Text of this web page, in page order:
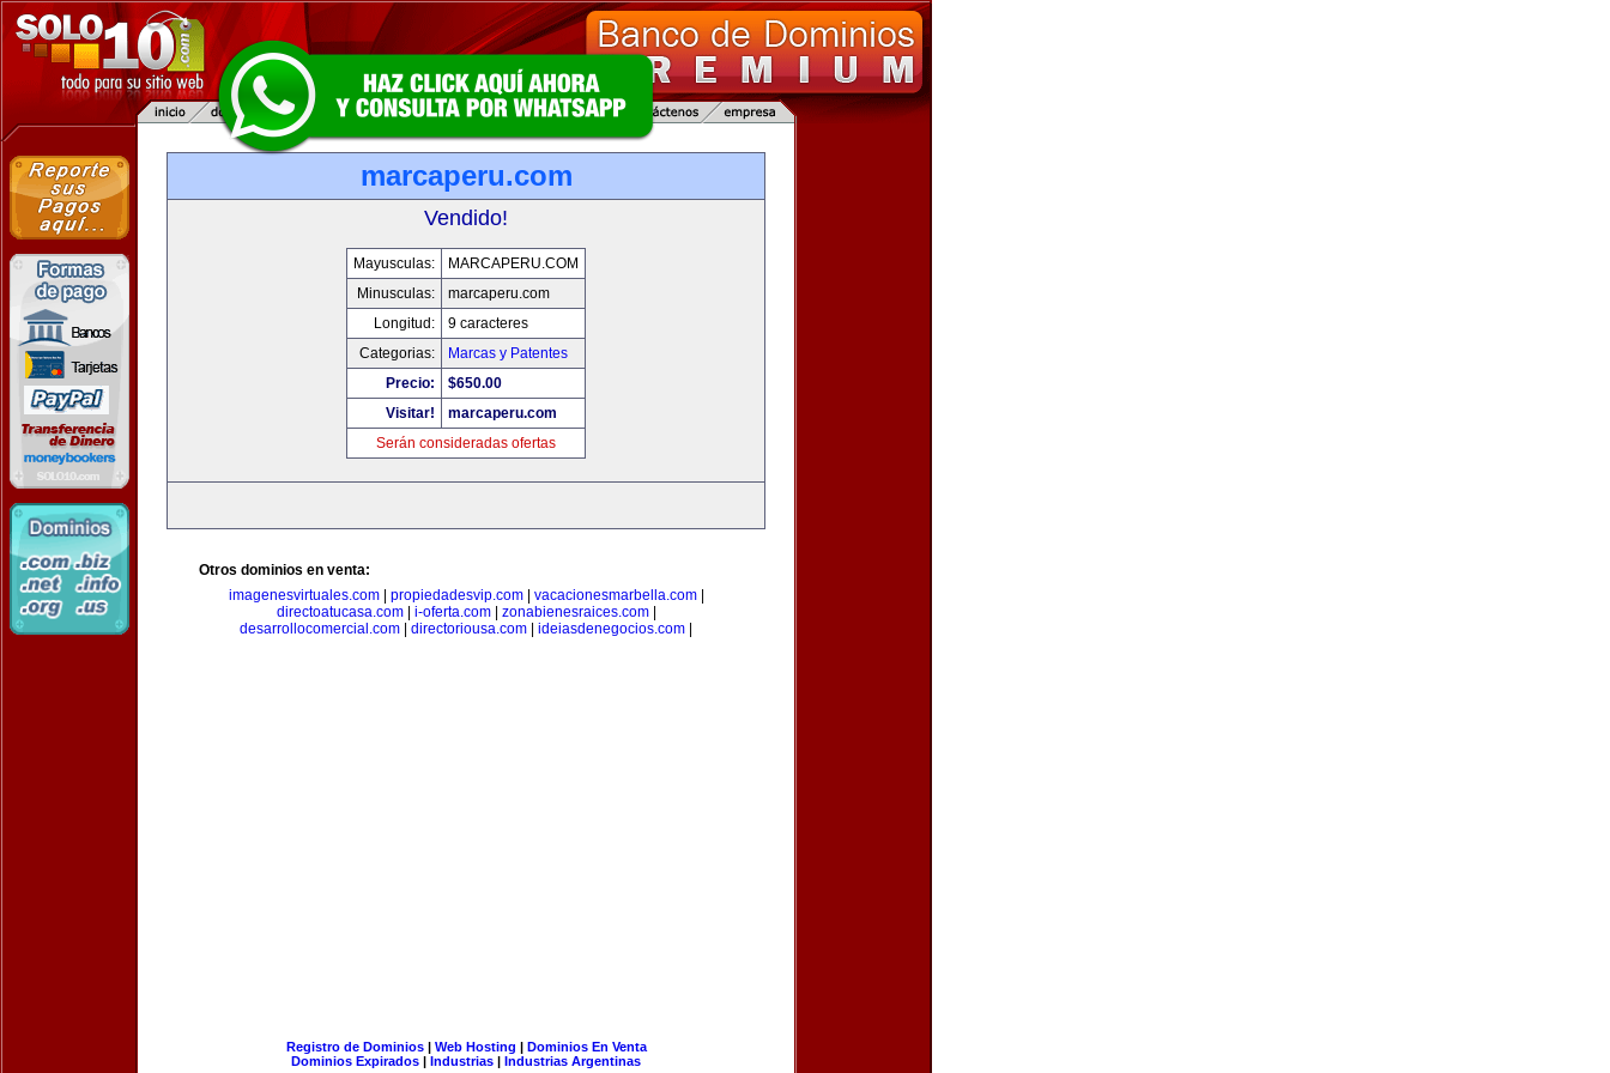
marcaperu.com
Vendido!
Mayusculas:
MARCAPERU.COM
Minusculas:
marcaperu.com
Longitud:
9 caracteres
Categorias:
Marcas y Patentes
Precio:
$650.00
Visitar!
marcaperu.com
Serán consideradas ofertas
Otros dominios en venta:
imagenesvirtuales.com| propiedadesvip.com| vacacionesmarbella.com|
directoatucasa.com| i-oferta.com| zonabienesraices.com|
desarrollocomercial.com
directoriousa.com ideiasdenegocios.com
Registro de Dominios| Web Hosting | Dominios En Venta
Dominios Expirados | Industrias | Industrias Argentinas